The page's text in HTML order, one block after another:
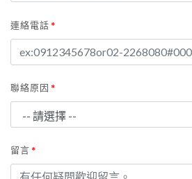
連絡電話 *
聯絡原因 *
留言 *